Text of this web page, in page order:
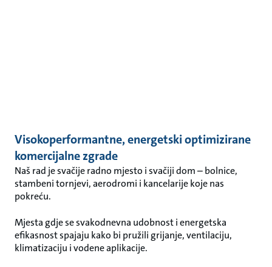
Visokoperformantne, energetski optimizirane
komercijalne zgrade
Naš rad je svačije radno mjesto i svačiji dom – bolnice,
stambeni tornjevi, aerodromi i kancelarije koje nas
pokreću.
Mjesta gdje se svakodnevna udobnost i energetska
efikasnost spajaju kako bi pružili grijanje, ventilaciju,
klimatizaciju i vodene aplikacije.